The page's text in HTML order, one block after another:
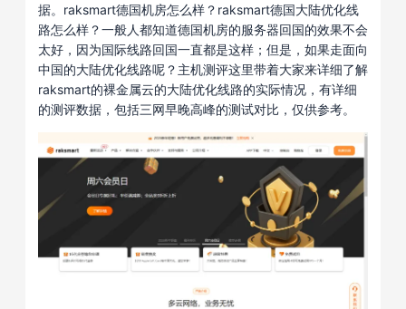
据。raksmart德国机房怎么样？raksmart德国大陆优化线
路怎么样？一般人都知道德国机房的服务器回国的效果不会
太好，因为国际线路回国一直都是这样；但是，如果走面向
中国的大陆优化线路呢？主机测评这里带着大家来详细了解
raksmart的裸金属云的大陆优化线路的实际情况，有详细
的测评数据，包括三网早晚高峰的测试对比，仅供参考。